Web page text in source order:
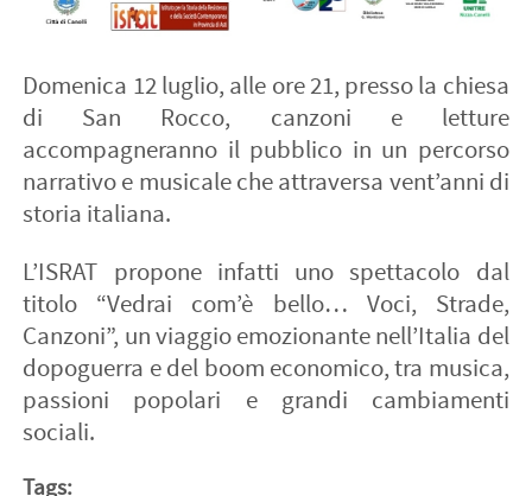
Domenica 12 luglio, alle ore 21, presso la chiesa
di San Rocco, canzoni e letture
accompagneranno il pubblico in un percorso
narrativo e musicale che attraversa vent’anni di
storia italiana.
L’ISRAT propone infatti uno spettacolo dal
titolo “Vedrai com’è bello… Voci, Strade,
Canzoni”, un viaggio emozionante nell’Italia del
dopoguerra e del boom economico, tra musica,
passioni popolari e grandi cambiamenti
sociali.
Tags: